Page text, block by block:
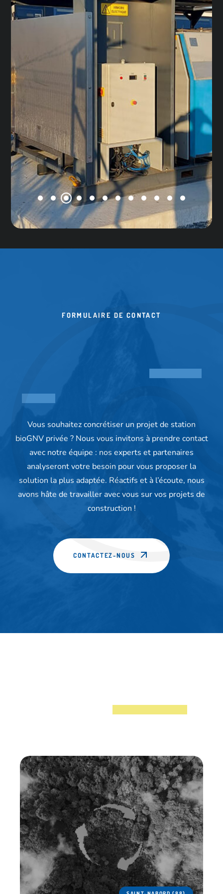
FORMULAIRE DE CONTACT
Vous souhaitez concrétiser un projet de station
bioGNV privée ? Nous vous invitons à prendre contact
avec notre équipe : nos experts et partenaires
analyseront votre besoin pour vous proposer la
solution la plus adaptée. Réactifs et à l’écoute, nous
avons hâte de travailler avec vous sur vos projets de
construction !
CONTACTEZ-NOUS